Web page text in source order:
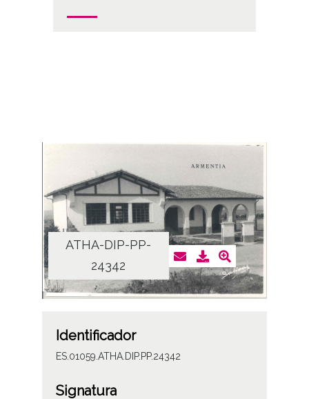
ATHA-DIP-PP-
24342
Identificador
ES.01059.ATHA.DIP.PP.24342
Signatura